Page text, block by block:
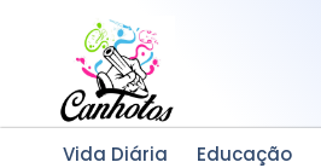
conteúdo
Vida Diária Educação